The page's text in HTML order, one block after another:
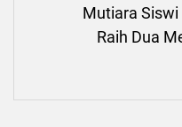
Mutiara Siswi
Raih Dua